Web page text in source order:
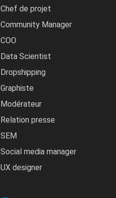
Chef de projet
Community Manager
COO
Data Scientist
Dropshipping
Graphiste
Modérateur
Relation presse
SEM
Social media manager
UX designer